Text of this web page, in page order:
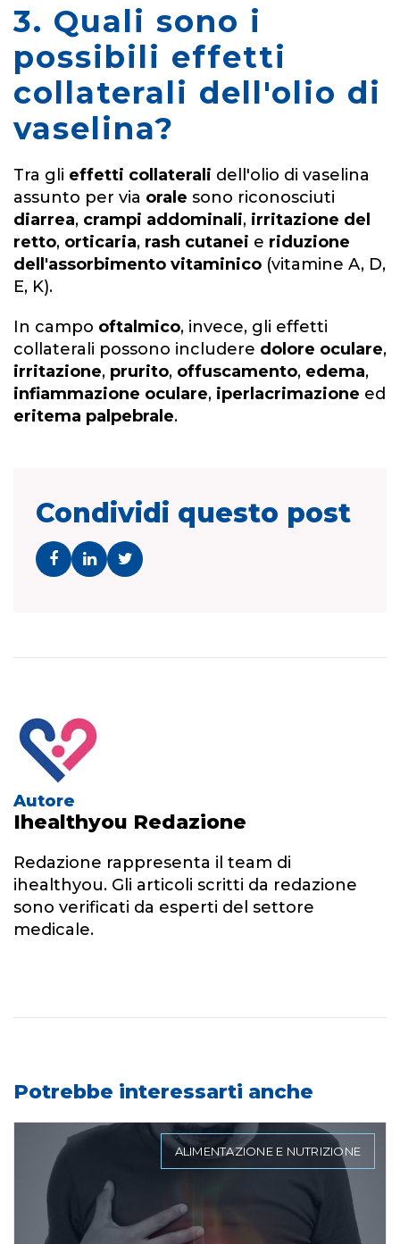
3. Quali sono i
possibili effetti
collaterali dell'olio di
vaselina?
Tra gli effetti collaterali dell'olio di vaselina
assunto per via orale sono riconosciuti
diarrea, crampi addominali, irritazione del
retto, orticaria, rash cutanei e riduzione
dell'assorbimento vitaminico (vitamine A, D,
E, K).
In campo oftalmico, invece, gli effetti
collaterali possono includere dolore oculare,
irritazione, prurito, offuscamento, edema,
infiammazione oculare, iperlacrimazione ed
eritema palpebrale.
Condividi questo post
Autore
Ihealthyou Redazione
Redazione rappresenta il team di
ihealthyou. Gli articoli scritti da redazione
sono verificati da esperti del settore
medicale.
Potrebbe interessarti anche
ALIMENTAZIONE E NUTRIZIONE